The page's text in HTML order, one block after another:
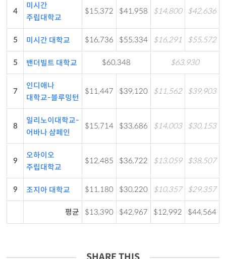
4
미시간
주립대학교
$15,372 $41,958 $14,800 $42,636
5 미시간 대학교 $16,736 $55,334 $16,291 $55,572
5 밴더빌트 대학교 $60,348 $63,930
7
인디애나
대학교-블루밍턴
$11,447 $39,120 $11,562 $39,903
8
일리노이대학교-
어바나 샴페인
$15,714 $33,686 $14,003 $30,153
9
오하이오
주립대학교
$12,485 $36,722 $13,059 $38,507
9 조지아 대학교 $11,180 $30,220 $10,357 $29,357
평균 $13,390 $42,967 $12,992 $44,564